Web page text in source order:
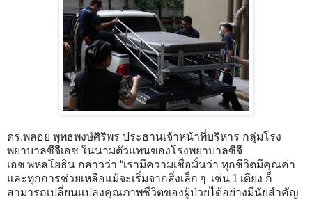
ดร.พลอย พุทธพงษ์ศิริพร ประธานเจ้าหน้าที่บริหาร กลุ่มโรง
พยาบาลซีจีเอช ในนามตัวแทนของโรงพยาบาลซีจี
เอช พหลโยธิน กล่าวว่า “เรามีความเชื่อมั่นว่า ทุกชีวิตมีคุณค่า
และทุกการช่วยเหลือแม้จะเริ่มจากสิ่งเล็ก ๆ เช่น 1 เตียง ก็
สามารถเปลี่ยนแปลงคุณภาพชีวิตของผู้ป่วยได้อย่างมีนัยสำคัญ